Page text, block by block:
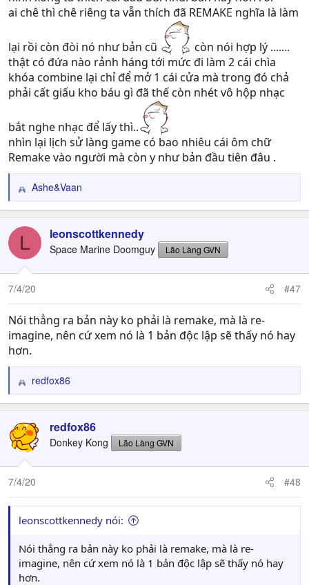
ai chê thì chê riêng ta vẫn thích đã REMAKE nghĩa là làm
lại rồi còn đòi nó như bản cũ
còn nói hợp lý .......
thật có đứa nào rảnh háng tới mức đi làm 2 cái chìa
khóa combine lại chỉ để mở 1 cái cửa mà trong đó chả
phải cất giấu kho báu gì đã thế còn nhét vô hộp nhạc
bắt nghe nhạc để lấy thì..
nhìn lại lịch sử làng game có bao nhiêu cái ôm chữ
Remake vào người mà còn y như bản đầu tiên đâu .
R
e
c
i
o
n
Ashe&Vaan
L leonscottkennedy
Space Marine Doomguy Lão Làng GVN
7/4/20 #47
Nói thẳng ra bản này ko phải là remake, mà là re-
imagine, nên cứ xem nó là 1 bản độc lập sẽ thấy nó hay
hơn.
R
e
c
t
i
o
n
:
redfox86
redfox86
Donkey Kong Lão Làng GVN
7/4/20 #48
leonscottkennedy nói:
Nói thẳng ra bản này ko phải là remake, mà là re-
imagine, nên cứ xem nó là 1 bản độc lập sẽ thấy nó hay
hơn.